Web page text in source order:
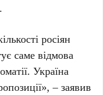
росіян
саме відмова
Україна
– заявив